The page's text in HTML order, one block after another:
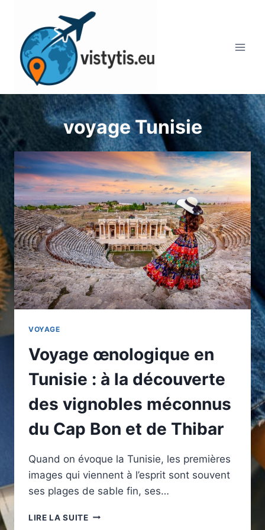
contenu
voyage Tunisie
VOYAGE
Voyage œnologique en
Tunisie : à la découverte
des vignobles méconnus
du Cap Bon et de Thibar
Quand on évoque la Tunisie, les premières
images qui viennent à l’esprit sont souvent
ses plages de sable fin, ses…
LIRE LA SUITEVOYAGE